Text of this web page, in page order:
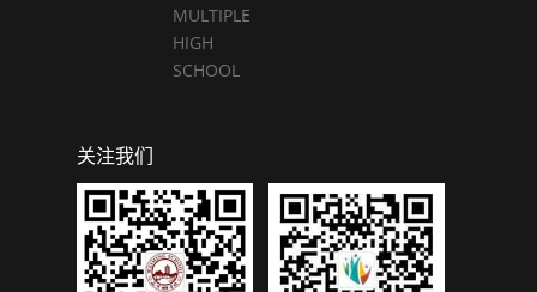
MULTIPLE
HIGH
SCHOOL
关注我们